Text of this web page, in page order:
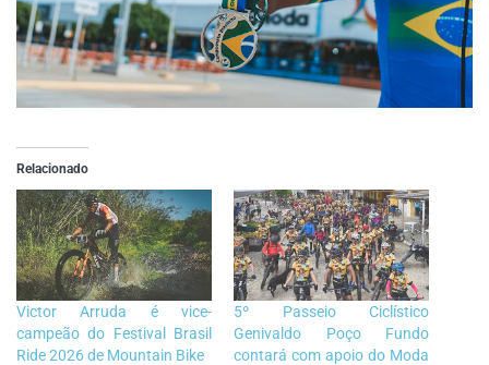
Relacionado
Victor Arruda é vice-
campeão do Festival Brasil
Ride 2026 de Mountain Bike
5º Passeio Ciclístico
Genivaldo Poço Fundo
contará com apoio do Moda